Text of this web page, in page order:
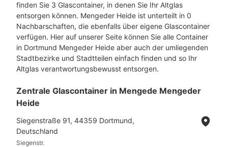
finden Sie 3 Glascontainer, in denen Sie Ihr Altglas
entsorgen können. Mengeder Heide ist unterteilt in 0
Nachbarschaften, die ebenfalls über eigene Glascontainer
verfügen. Hier auf unserer Seite können Sie alle Container
in Dortmund Mengeder Heide aber auch der umliegenden
Stadtbezirke und Stadtteilen einfach finden und so Ihr
Altglas verantwortungsbewusst entsorgen.
Zentrale Glascontainer in Mengede Mengeder
Heide
Siegenstraße 91, 44359 Dortmund,
Deutschland
Siegenstr.